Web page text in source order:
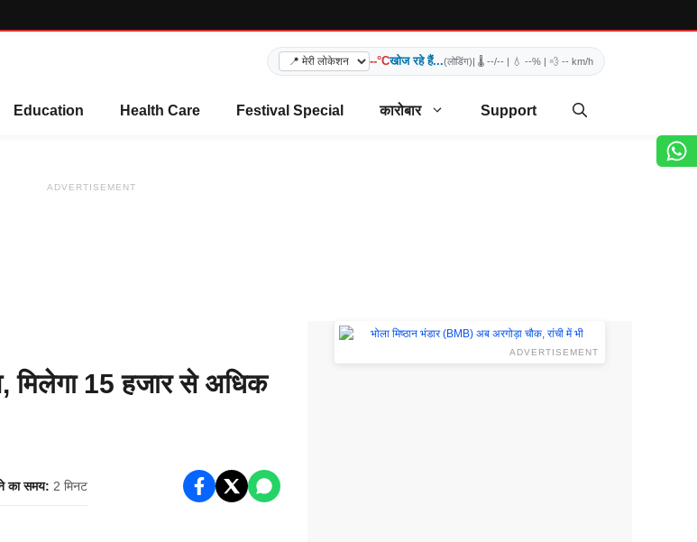
--°Cखोज रहे हैं...(लोडिंग)| 🌡️ --/-- | 💧 --% | 💨 -- km/h
Education Health Care Festival Special कारोबार Support
ADVERTISEMENT
मिलेगा 15 हजार से अधिक
का समय: 2 मिनट
ADVERTISEMENT